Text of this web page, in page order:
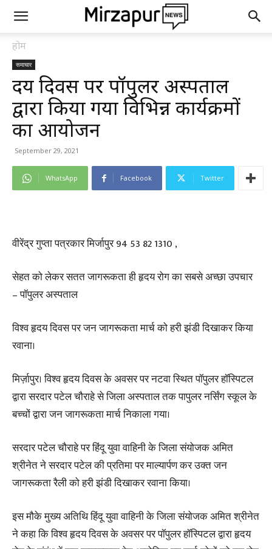
होम
समाचार
हृदय दिवस पर पॉपुलर अस्पताल
द्वारा किया गया विभिन्न कार्यक्रमों
का आयोजन
September 29, 2021
WhatsApp Facebook Twitter
वीरेंद्र गुप्ता पत्रकार मिर्जापुर 94 53 82 1310 ,
सेहत को लेकर सतत जागरूकता ही हृदय रोग का सबसे अच्छा उपचार
– पॉपुलर अस्पताल
विश्व हृदय दिवस पर जन जागरूकता मार्च को हरी झंडी दिखाकर किया
रवाना।
मिर्ज़ापुर। विश्व हृदय दिवस के अवसर पर नटवा स्थित पॉपुलर हॉस्पिटल
द्वारा सरदार पटेल चौराहे से जिला अस्पताल तक पापुलर नर्सिंग स्कूल के
बच्चों द्वारा जन जागरूकता मार्च निकाला गया।
सरदार पटेल चौराहे पर हिंदू युवा वाहिनी के जिला संयोजक अमित
श्रीनेत ने सरदार पटेल की प्रतिमा पर माल्यार्पण कर उक्त जन
जागरूकता रैली को हरी झंडी दिखाकर रवाना किया।
इस मौके मुख्य अतिथि हिंदू युवा वाहिनी के जिला संयोजक अमित श्रीनेत
ने कहा कि विश्व हृदय दिवस के अवसर पर पॉपुलर हॉस्पिटल द्वारा हृदय